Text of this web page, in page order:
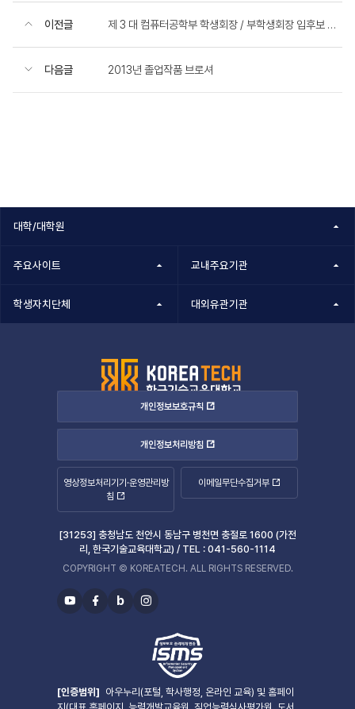
이전글 제 3 대 컴퓨터공학부 학생회장 / 부학생회장 입후보 양식
다음글 2013년 졸업작품 브로셔
대학/대학원
주요사이트 교내주요기관
학생자치단체 대외유관기관
개인정보보호규칙
개인정보처리방침
영상정보처리기기·운영관리방
침
이메일무단수집거부
[31253] 충청남도 천안시 동남구 병천면 충절로 1600 (가전
리, 한국기술교육대학교) / TEL : 041-560-1114
COPYRIGHT © KOREATECH. ALL RIGHTS RESERVED.
유
페
b
블
인
타
그
[인증범위] 아우누리(포털, 학사행정, 온라인 교육) 및 홈페이